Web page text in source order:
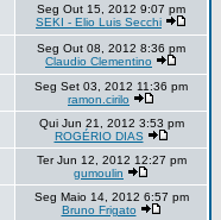
Seg Out 15, 2012 9:07 pm
SEKI - Elio Luis Secchi
Seg Out 08, 2012 8:36 pm
Claudio Clementino
Seg Set 03, 2012 11:36 pm
ramon.cirilo
Qui Jun 21, 2012 3:53 pm
ROGÉRIO DIAS
Ter Jun 12, 2012 12:27 pm
gumoulin
Seg Maio 14, 2012 6:57 pm
Bruno Frigato